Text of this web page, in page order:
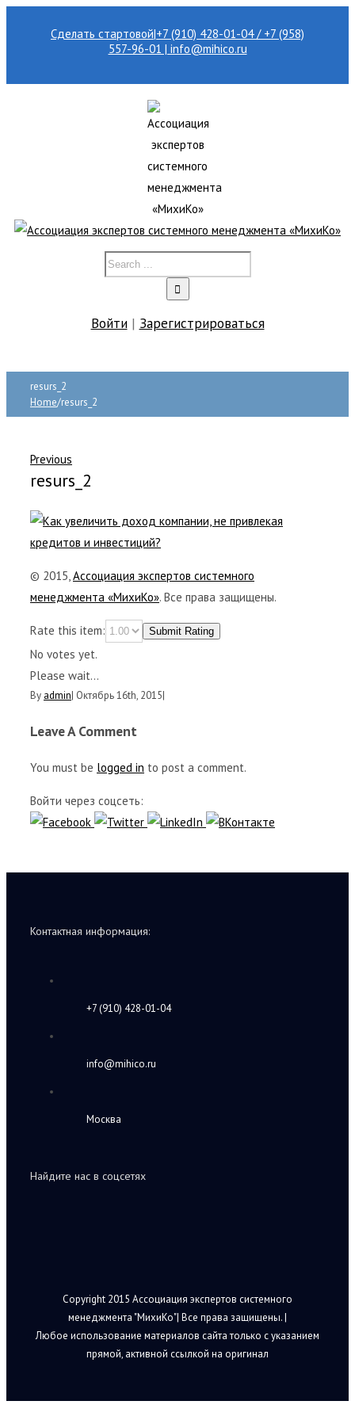
Сделать стартовой|+7 (910) 428-01-04 / +7 (958)
557-96-01 | info@mihico.ru
Войти| Зарегистрироваться
resurs_2
Home/resurs_2
Previous
resurs_2
© 2015,Ассоциация экспертов системного
менеджмента «МихиКо». Все права защищены.
Rate this item: Submit Rating
No votes yet.
Please wait...
By admin| Октябрь 16th, 2015|
Leave A Comment
You must be logged in to post a comment.
Войти через соцсеть:
Контактная информация:
+7 (910) 428-01-04
info@mihico.ru
Москва
Найдите нас в соцсетях
Copyright 2015 Ассоциация экспертов системного
менеджмента "МихиКо"| Все права защищены. |
Любое использование материалов сайта только с указанием
прямой, активной ссылкой на оригинал